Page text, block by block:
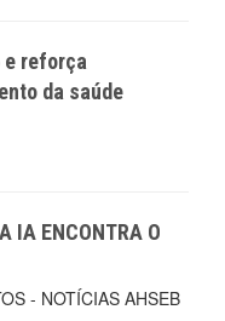
e reforça
da saúde
IA ENCONTRA O
- NOTÍCIAS AHSEB